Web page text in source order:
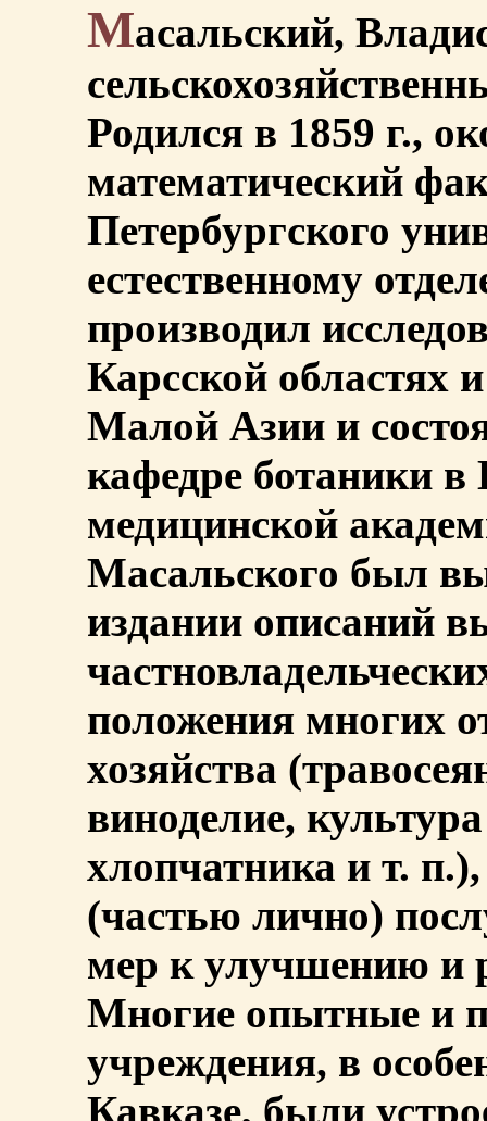
Масальский,
Родился в 1859 г.,
математический
Петербургского
естественному
производил
Карсской областях
Малой Азии и
кафедре ботаники
медицинской
Масальского был
издании описаний
положения многих
хозяйства
виноделие,
хлопчатника и т.
(частью лично)
мер к улучшению и
Многие опытные и
учреждения, в
Кавказе, были